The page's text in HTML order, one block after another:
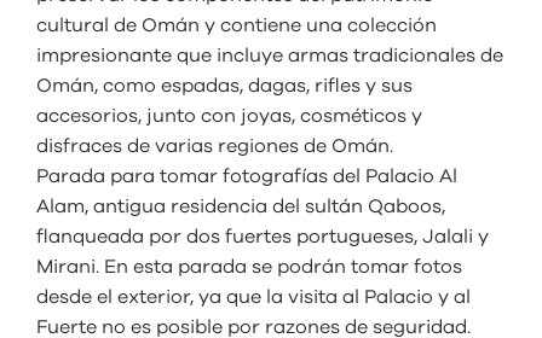
cultural de Omán y contiene una colección
impresionante que incluye armas tradicionales de
Omán, como espadas, dagas, rifles y sus
accesorios, junto con joyas, cosméticos y
disfraces de varias regiones de Omán.
Parada para tomar fotografías del Palacio Al
Alam, antigua residencia del sultán Qaboos,
flanqueada por dos fuertes portugueses, Jalali y
Mirani. En esta parada se podrán tomar fotos
desde el exterior, ya que la visita al Palacio y al
Fuerte no es posible por razones de seguridad.